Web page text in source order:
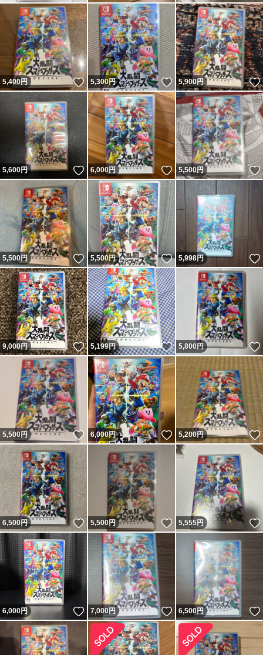
5,400円 いいね！
5,300円 いいね！
5,900円
5,600円 いいね！
6,000円 いいね！
5,500円
5,500円 いいね！
5,500円 いいね！
5,998円
9,000円 いいね！
5,199円 いいね！
5,800円
5,500円 いいね！
6,000円 いいね！
5,200円
6,500円 いいね！
5,500円 いいね！
5,555円
6,000円 いいね！
7,000円 いいね！
6,500円